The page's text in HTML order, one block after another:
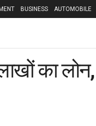
BUSINESS AUTOMOBILE
का